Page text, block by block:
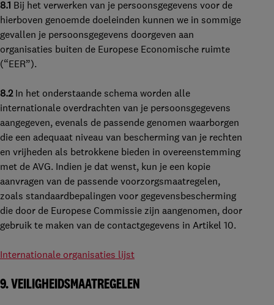
8.1 Bij het verwerken van je persoonsgegevens voor de
hierboven genoemde doeleinden kunnen we in sommige
gevallen je persoonsgegevens doorgeven aan
organisaties buiten de Europese Economische ruimte
(“EER”).
8.2 In het onderstaande schema worden alle
internationale overdrachten van je persoonsgegevens
aangegeven, evenals de passende genomen waarborgen
die een adequaat niveau van bescherming van je rechten
en vrijheden als betrokkene bieden in overeenstemming
met de AVG. Indien je dat wenst, kun je een kopie
aanvragen van de passende voorzorgsmaatregelen,
zoals standaardbepalingen voor gegevensbescherming
die door de Europese Commissie zijn aangenomen, door
gebruik te maken van de contactgegevens in Artikel 10.
Internationale organisaties lijst
9. VEILIGHEIDSMAATREGELEN